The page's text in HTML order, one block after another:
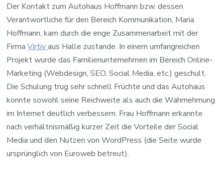
Der Kontakt zum Autohaus Hoffmann bzw. dessen
Verantwortliche für den Bereich Kommunikation, Maria
Hoffmann, kam durch die enge Zusammenarbeit mit der
FirmaVirtivaus Halle zustande. In einem umfangreichen
Projekt wurde das Familienunternehmen im Bereich Online-
Marketing (Webdesign, SEO, Social Media, etc.) geschult.
Die Schulung trug sehr schnell Früchte und das Autohaus
konnte sowohl seine Reichweite als auch die Wahrnehmung
im Internet deutlich verbessern. Frau Hoffmann erkannte
nach verhältnismäßig kurzer Zeit die Vorteile der Social
Media und den Nutzen von WordPress (die Seite wurde
ursprünglich von Euroweb betreut).